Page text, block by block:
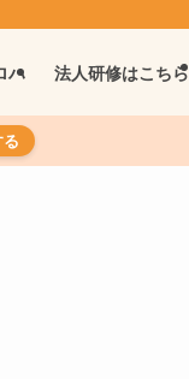
ハ 法人研修はこちら